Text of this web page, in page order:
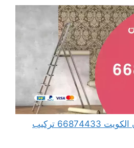
فني تركيب ورق جدران الكويت 66874433 تركيب